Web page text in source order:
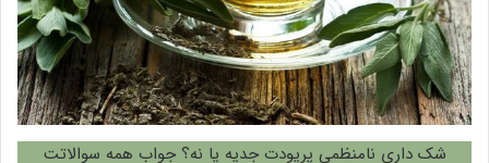
شک داری نامنظمی پریودت جدیه یا نه؟ جواب همه سوالاتت